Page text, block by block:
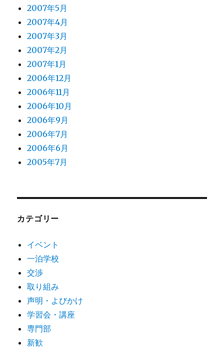
2007年5月
2007年4月
2007年3月
2007年2月
2007年1月
2006年12月
2006年11月
2006年10月
2006年9月
2006年7月
2006年6月
2005年7月
カテゴリー
イベント
一泊学校
交渉
取り組み
声明・よびかけ
学習会・講座
専門部
新歓